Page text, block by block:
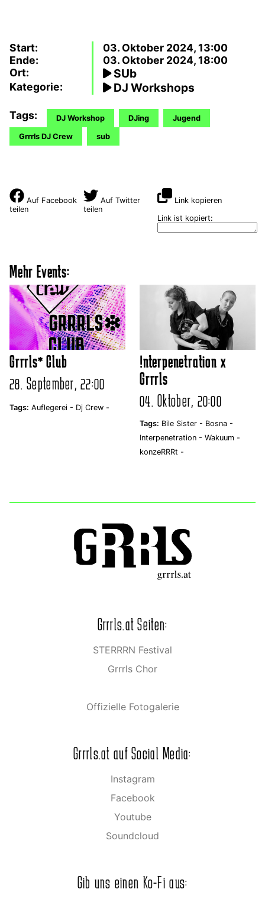
Start:
03. Oktober 2024, 13:00
Ende:
03. Oktober 2024, 18:00
Ort:
SUb
Kategorie: DJ Workshops
Tags: DJ Workshop DJing Jugend
Grrrls DJ Crew sub
Auf Facebook
teilen
Auf Twitter
teilen
Link kopieren
Link ist kopiert:
Mehr Events:
Grrrls* Club
28. September, 22:00
Tags: Auflegerei - Dj Crew -
!nterpenetration x
Grrrls
04. Oktober, 20:00
Tags: Bile Sister - Bosna -
Interpenetration - Wakuum -
konzeRRRt -
Grrrls.at Seiten:
STERRRN Festival
Grrrls Chor
Offizielle Fotogalerie
Grrrls.at auf Social Media:
Instagram
Facebook
Youtube
Soundcloud
Gib uns einen Ko-Fi aus: